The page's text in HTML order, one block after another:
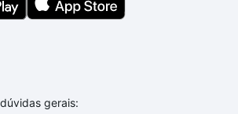
para comprar o imóvel dos seus
gerais: